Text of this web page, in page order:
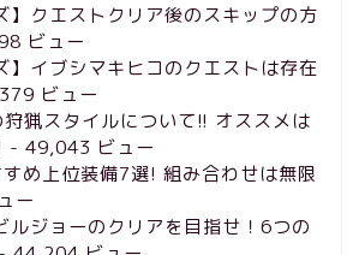
】クエストクリア後のスキップの方
ビュー
】イブシマキヒコのクエストは存在
ビュー
狩猟スタイルについて!! オススメは
- 49,043 ビュー
め上位装備7選! 組み合わせは無限
ー
ルジョーのクリアを目指せ！6つの